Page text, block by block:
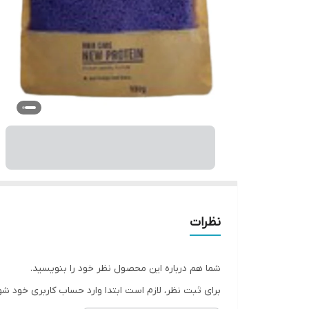
نظرات
شما هم درباره این محصول نظر خود را بنویسید.
برای ثبت نظر، لازم است ابتدا وارد حساب کاربری خود